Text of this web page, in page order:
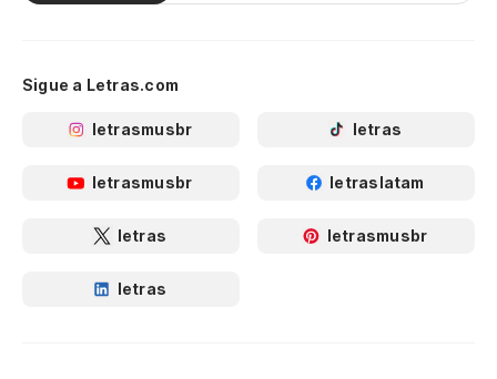
Sigue a Letras.com
letrasmusbr letras
letrasmusbr letraslatam
letras letrasmusbr
letras